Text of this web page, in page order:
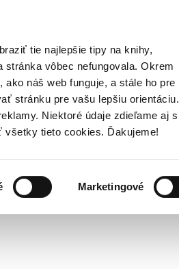
tie najlepšie tipy na knihy,
vôbec nefungovala. Okrem
náš web funguje, a stále ho pre
stránku pre vašu lepšiu orientáciu.
Niektoré údaje zdieľame aj s
tieto cookies. Ďakujeme!
Marketingové